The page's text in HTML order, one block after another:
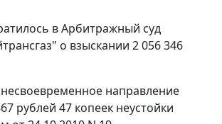
в Арбитражный суд
о взыскании 2 056 346
направление
рублей 47 копеек неустойки